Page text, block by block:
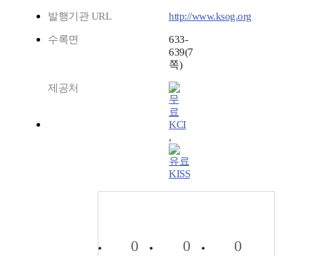
발행기관 URL http://www.ksog.org
수록면
633-
639(7
쪽)
제공처
KCI
,
KISS
0 0 0